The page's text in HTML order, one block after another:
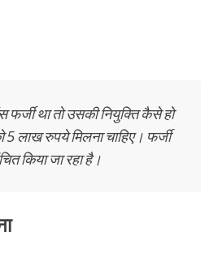
फर्जी था तो उसकी नियुक्ति कैसे हो
लाख रुपये मिलना चाहिए। फर्जी
किया जा रहा है।